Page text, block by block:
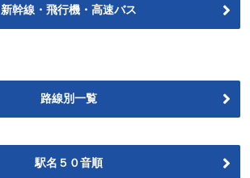
新幹線・飛行機・高速バス
路線別一覧
駅名５０音順